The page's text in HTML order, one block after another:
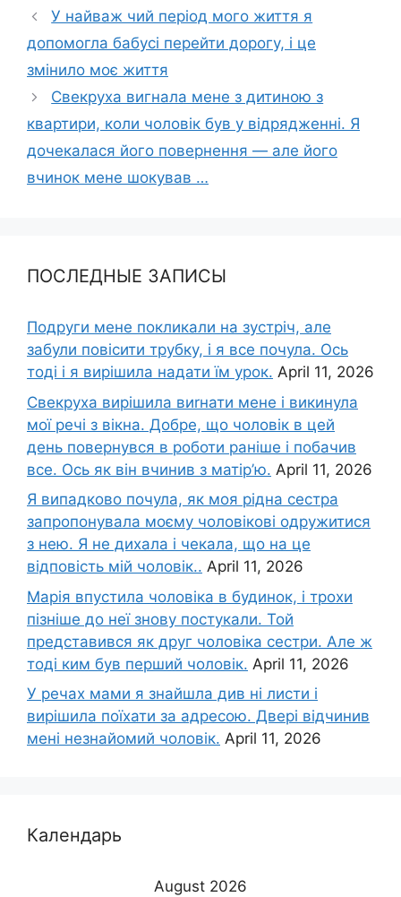
У найваж чий період мого життя я
допомогла бабусі перейти дорогу, і це
змінило моє життя
Свекруха вигнала мене з дитиною з
квартири, коли чоловік був у відрядженні. Я
дочекалася його повернення — але його
вчинок мене шокyвав …
ПОСЛЕДНЫЕ ЗАПИСЫ
Подруги мене покликали на зустріч, але
забули повісити трубку, і я все почула. Ось
тоді і я вирішила надати їм урок. April 11, 2026
Свекруха вирішила виrнати мене і викинула
мої речі з вікна. Добре, що чоловік в цей
день повернувся в роботи раніше і побачив
все. Ось як він вчинив з матір’ю. April 11, 2026
Я випадково почула, як моя рідна сестра
запропонувала моєму чоловікові одружитися
з нею. Я не дихала і чекала, що на це
відповість мій чоловік.. April 11, 2026
Марія впустила чоловіка в будинок, і трохи
пізніше до неї знову постукали. Той
представився як друг чоловіка сестри. Але ж
тоді ким був перший чоловік. April 11, 2026
У речах мами я знайшла див ні листи і
вирішила поїхати за адресою. Двері відчинив
мені незнайомий чоловік. April 11, 2026
Календарь
August 2026